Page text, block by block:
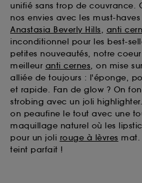
unifié sans trop de couvrance.
nos envies avec les must-haves
Anastasia Beverly Hills, anti
inconditionnel pour les best-
petites nouveautés, notre
meilleur anti cernes, on mise
alliée de toujours : l'éponge,
et rapide. Fan de glow ? On
strobing avec un joli
on peaufine le tout avec une
maquillage naturel où les
pour un joli rouge à lèvres mat.
teint parfait !